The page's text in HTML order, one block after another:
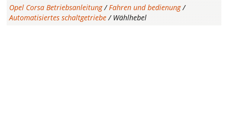
Opel Corsa Betriebsanleitung/Fahren und bedienung/
Automatisiertes schaltgetriebe / Wählhebel